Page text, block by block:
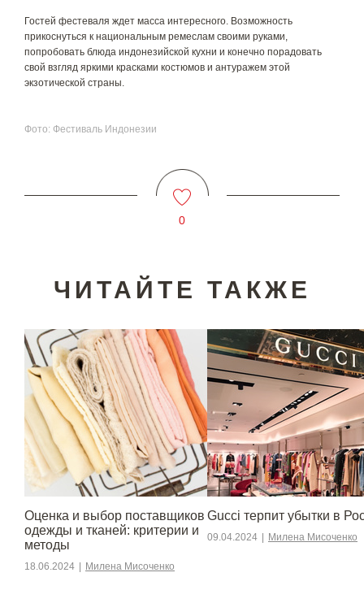
Гостей фестеваля ждет масса интересного. Возможность
прикоснуться к национальным ремеслам своими руками,
попробовать блюда индонезийской кухни и конечно порадовать
свой взгляд яркими красками костюмов и антуражем этой
экзотической страны.
Фото: Фестиваль Индонезии
0
ЧИТАЙТЕ ТАКЖЕ
Оценка и выбор поставщиков
одежды и тканей: критерии и
методы
18.06.2024 | Милена Мисоченко
Gucci терпит убытки в
09.04.2024 | Милена Мисоченко